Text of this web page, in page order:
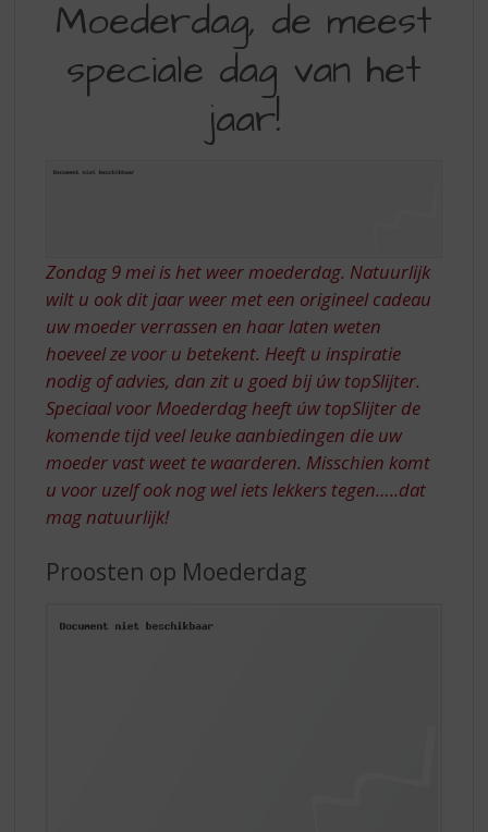
DE
MEEST
SPECIALE
VAN
Moederdag, de meest
speciale dag van het
jaar!
Zondag 9 mei is het weer moederdag. Natuurlijk
wilt u ook dit jaar weer met een origineel cadeau
uw moeder verrassen en haar laten weten
hoeveel ze voor u betekent. Heeft u inspiratie
nodig of advies, dan zit u goed bij úw topSlijter.
Speciaal voor Moederdag heeft úw topSlijter de
komende tijd veel leuke aanbiedingen die uw
moeder vast weet te waarderen. Misschien komt
u voor uzelf ook nog wel iets lekkers tegen…..dat
mag natuurlijk!
Proosten op Moederdag